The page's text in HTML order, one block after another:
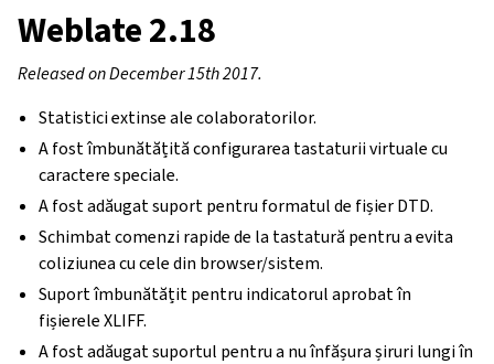
Weblate 2.18
Released on December 15th 2017.
Statistici extinse ale colaboratorilor.
A fost îmbunătățită configurarea tastaturii virtuale cu
caractere speciale.
A fost adăugat suport pentru formatul de fișier DTD.
Schimbat comenzi rapide de la tastatură pentru a evita
coliziunea cu cele din browser/sistem.
Suport îmbunătățit pentru indicatorul aprobat în
fișierele XLIFF.
A fost adăugat suportul pentru a nu înfășura șiruri lungi în